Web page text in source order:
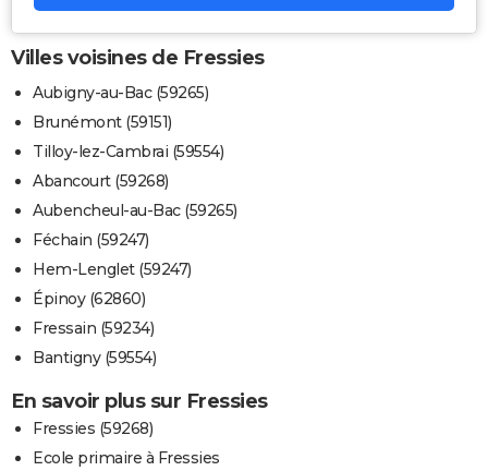
Villes voisines de Fressies
Aubigny-au-Bac (59265)
Brunémont (59151)
Tilloy-lez-Cambrai (59554)
Abancourt (59268)
Aubencheul-au-Bac (59265)
Féchain (59247)
Hem-Lenglet (59247)
Épinoy (62860)
Fressain (59234)
Bantigny (59554)
En savoir plus sur Fressies
Fressies (59268)
Ecole primaire à Fressies